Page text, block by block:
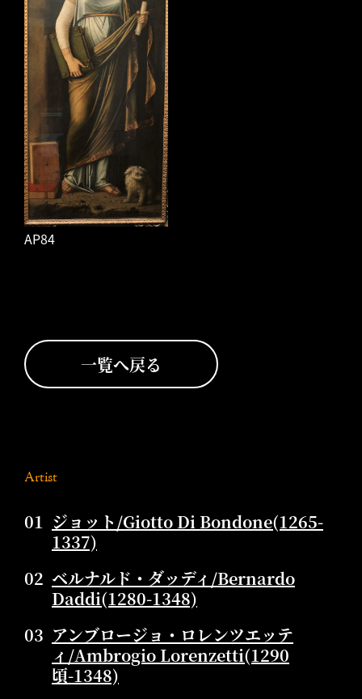
AP84
一覧へ戻る
Artist
01 ジョット/Giotto Di Bondone(1265-
1337)
02 ベルナルド・ダッディ/Bernardo
Daddi(1280-1348)
03 アンブロージョ・ロレンツエッテ
ィ/Ambrogio Lorenzetti(1290
頃-1348)